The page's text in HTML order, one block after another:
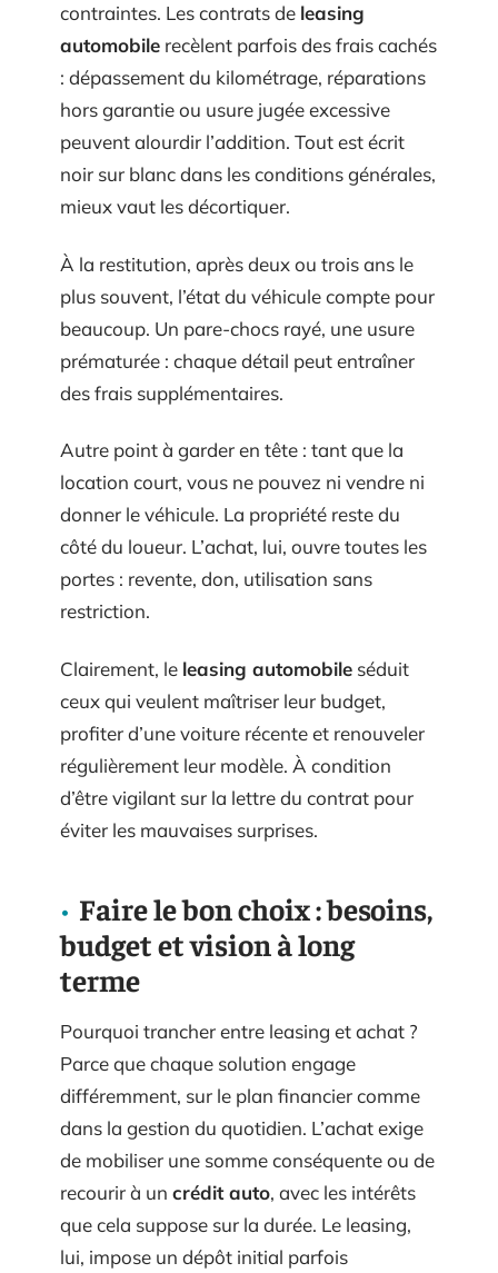
contraintes. Les contrats de leasing
automobile recèlent parfois des frais cachés
: dépassement du kilométrage, réparations
hors garantie ou usure jugée excessive
peuvent alourdir l’addition. Tout est écrit
noir sur blanc dans les conditions générales,
mieux vaut les décortiquer.
À la restitution, après deux ou trois ans le
plus souvent, l’état du véhicule compte pour
beaucoup. Un pare-chocs rayé, une usure
prématurée : chaque détail peut entraîner
des frais supplémentaires.
Autre point à garder en tête : tant que la
location court, vous ne pouvez ni vendre ni
donner le véhicule. La propriété reste du
côté du loueur. L’achat, lui, ouvre toutes les
portes : revente, don, utilisation sans
restriction.
Clairement, le leasing automobile séduit
ceux qui veulent maîtriser leur budget,
profiter d’une voiture récente et renouveler
régulièrement leur modèle. À condition
d’être vigilant sur la lettre du contrat pour
éviter les mauvaises surprises.
Faire le bon choix : besoins,
budget et vision à long
terme
Pourquoi trancher entre leasing et achat ?
Parce que chaque solution engage
différemment, sur le plan financier comme
dans la gestion du quotidien. L’achat exige
de mobiliser une somme conséquente ou de
recourir à un crédit auto, avec les intérêts
que cela suppose sur la durée. Le leasing,
lui, impose un dépôt initial parfois